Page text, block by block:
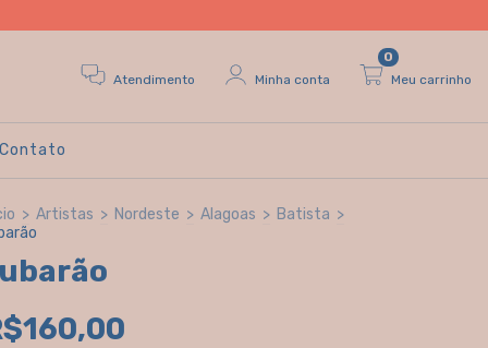
Atendimento Minha conta Meu carrinho
0
Contato
> Artistas > Nordeste > Alagoas > Batista >